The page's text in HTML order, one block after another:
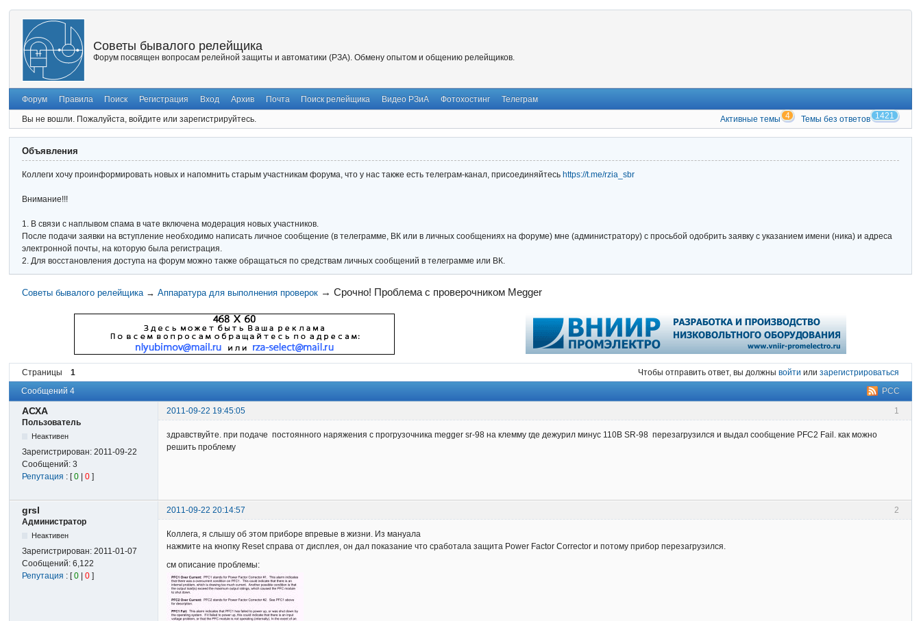
Советы бывалого релейщика
Форум посвящен вопросам релейной защиты и автоматики (РЗА). Обмену опытом и общению релейщиков.
Форум Правила Поиск Регистрация Вход Архив Почта Поиск релейщика Видео РЗиА Фотохостинг Телеграм
Вы не вошли. Пожалуйста, войдите или зарегистрируйтесь. Активные темы 4 Темы без ответов 1421
Объявления
Коллеги хочу проинформировать новых и напомнить старым участникам форума, что у нас также есть телеграм-канал, присоединяйтесь https://t.me/rzia_sbr
Внимание!!!
1. В связи с наплывом спама в чате включена модерация новых участников.
После подачи заявки на вступление необходимо написать личное сообщение (в телеграмме, ВК или в личных сообщениях на форуме) мне (администратору) с просьбой одобрить заявку с указанием имени (ника) и адреса
электронной почты, на которую была регистрация.
2. Для восстановления доступа на форум можно также обращаться по средствам личных сообщений в телеграмме или ВК.
Советы бывалого релейщика → Аппаратура для выполнения проверок → Срочно! Проблема с проверочником Megger
Страницы 1 Чтобы отправить ответ, вы должны войти или зарегистрироваться
РСС
Сообщений 4
1
АСХА
2011-09-22 19:45:05
Пользователь
Неактивен
Зарегистрирован:2011-09-22
Сообщений:3
Репутация : [0 |0 ]
здравствуйте. при подаче постоянного наряжения с прогрузочника megger sr-98 на клемму где дежурил минус 110В SR-98 перезагрузился и выдал сообщение PFC2 Fail. как можно
решить проблему
2
grsl
2011-09-22 20:14:57
Администратор
Неактивен
Зарегистрирован:2011-01-07
Сообщений:6,122
Репутация : [0 |0 ]
Коллега, я слышу об этом приборе впревые в жизни. Из мануала
нажмите на кнопку Reset справа от дисплея, он дал показание что сработала защита Power Factor Corrector и потому прибор перезагрузился.
см описание проблемы: